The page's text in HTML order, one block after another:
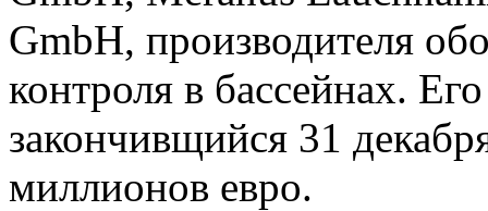
GmbH, производителя
контроля в бассейнах.
закончивщийся 31
миллионов евро.